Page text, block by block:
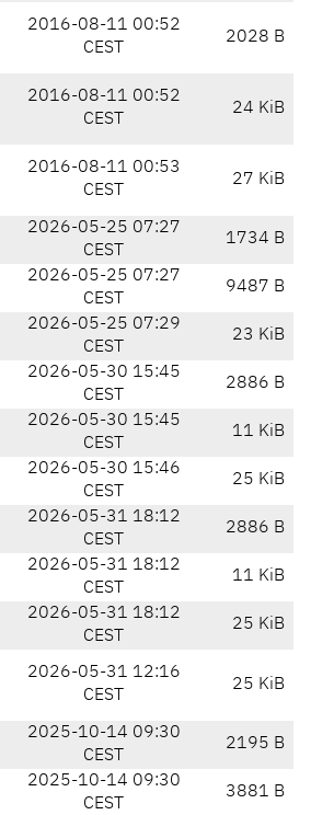
2016-08-11 00:52
CEST
2028 B
2016-08-11 00:52
CEST
24 KiB
2016-08-11 00:53
CEST
27 KiB
2026-05-25 07:27
CEST
1734 B
2026-05-25 07:27
CEST
9487 B
2026-05-25 07:29
CEST
23 KiB
2026-05-30 15:45
CEST
2886 B
2026-05-30 15:45
CEST
11 KiB
2026-05-30 15:46
CEST
25 KiB
2026-05-31 18:12
CEST
2886 B
2026-05-31 18:12
CEST
11 KiB
2026-05-31 18:12
CEST
25 KiB
2026-05-31 12:16
CEST
25 KiB
2025-10-14 09:30
CEST
2195 B
2025-10-14 09:30
CEST
3881 B